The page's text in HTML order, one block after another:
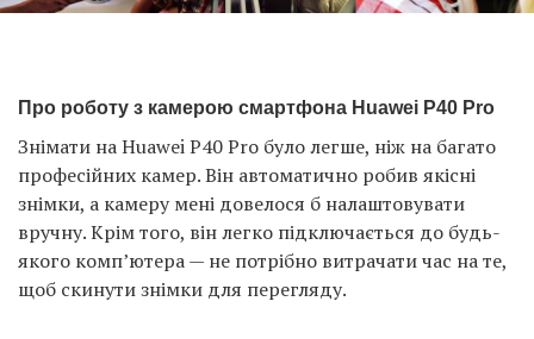
Про роботу з камерою смартфона Huawei P40 Pro
Знімати на Huawei P40 Pro було легше, ніж на багато
професійних камер. Він автоматично робив якісні
знімки, а камеру мені довелося б налаштовувати
вручну. Крім того, він легко підключається до будь-
якого комп’ютера — не потрібно витрачати час на те,
щоб скинути знімки для перегляду.